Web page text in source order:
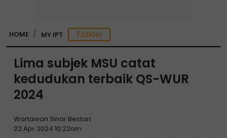
HOME MY IPT
Lima subjek MSU catat
kedudukan terbaik QS-WUR
2024
Wartawan Sinar Bestari
22 Apr 2024 10:22am